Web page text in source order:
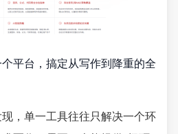
平台，搞定从写作到降重的全
，单一工具往往只解决一个环